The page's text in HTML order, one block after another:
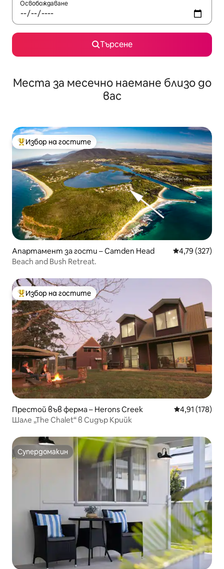
Освобождаване
Търсене
Места за месечно наемане близо до
вас
Най-популярен избор на гостите
Избор на гостите
Апартамент за гости – Camden Head Средна
4,79 (327)
Beach and Bush Retreat.
Най-популярен избор на гостите
Избор на гостите
Престой във ферма – Herons Creek Средна
4,91 (178)
Шале „The Chalet“ в Сидър Крийк
Супердомакин
Супердомакин